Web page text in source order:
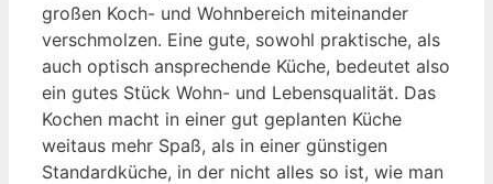
großen Koch- und Wohnbereich miteinander
verschmolzen. Eine gute, sowohl praktische, als
auch optisch ansprechende Küche, bedeutet also
ein gutes Stück Wohn- und Lebensqualität. Das
Kochen macht in einer gut geplanten Küche
weitaus mehr Spaß, als in einer günstigen
Standardküche, in der nicht alles so ist, wie man